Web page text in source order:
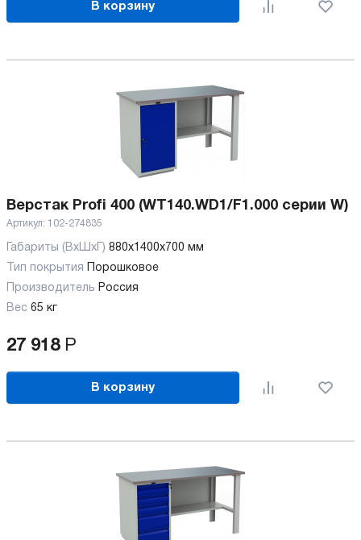
В корзину
Верстак Profi 400 (WT140.WD1/F1.000 серии W)
Артикул: 102-274835
Габариты (ВхШхГ) 880x1400x700 мм
Тип покрытия
Порошковое
Производитель Россия
Вес 65 кг
27 918 Р
В корзину